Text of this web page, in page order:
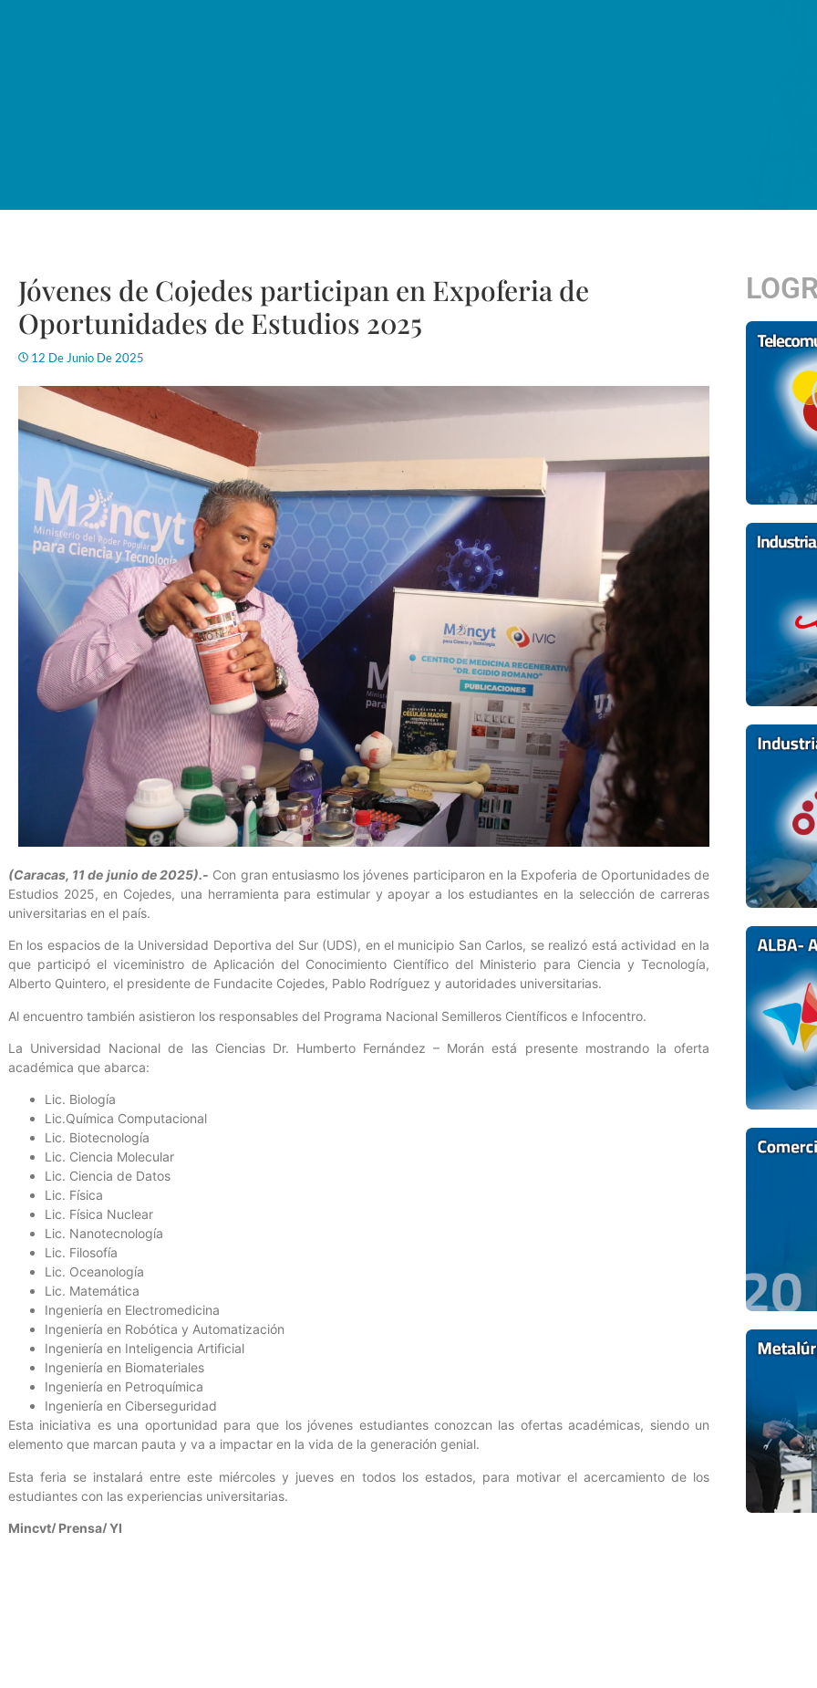
Jóvenes de Cojedes participan en Expoferia de
Oportunidades de Estudios 2025
12 De Junio De 2025
(Caracas, 11 de junio de 2025).- Con gran entusiasmo los jóvenes participaron en la Expoferia de Oportunidades de
Estudios 2025, en Cojedes, una herramienta para estimular y apoyar a los estudiantes en la selección de carreras
universitarias en el país.
En los espacios de la Universidad Deportiva del Sur (UDS), en el municipio San Carlos, se realizó está actividad en la
que participó el viceministro de Aplicación del Conocimiento Científico del Ministerio para Ciencia y Tecnología,
Alberto Quintero, el presidente de Fundacite Cojedes, Pablo Rodríguez y autoridades universitarias.
Al encuentro también asistieron los responsables del Programa Nacional Semilleros Científicos e Infocentro.
La Universidad Nacional de las Ciencias Dr. Humberto Fernández – Morán está presente mostrando la oferta
académica que abarca:
Lic. Biología
Lic.Química Computacional
Lic. Biotecnología
Lic. Ciencia Molecular
Lic. Ciencia de Datos
Lic. Física
Lic. Física Nuclear
Lic. Nanotecnología
Lic. Filosofía
Lic. Oceanología
Lic. Matemática
Ingeniería en Electromedicina
Ingeniería en Robótica y Automatización
Ingeniería en Inteligencia Artificial
Ingeniería en Biomateriales
Ingeniería en Petroquímica
Ingeniería en Ciberseguridad
Esta iniciativa es una oportunidad para que los jóvenes estudiantes conozcan las ofertas académicas, siendo un
elemento que marcan pauta y va a impactar en la vida de la generación genial.
Esta feria se instalará entre este miércoles y jueves en todos los estados, para motivar el acercamiento de los
estudiantes con las experiencias universitarias.
Mincyt/ Prensa/ YI